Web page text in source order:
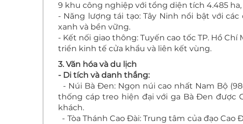
9 khu công nghiệp với tổng diện tích 4.485
- Năng lượng tái tạo: Tây Ninh nổi bật với
xanh và bền vững.
- Kết nối giao thông: Tuyến cao tốc TP. Hồ
triển kinh tế cửa khẩu và liên kết vùng.
3. Văn hóa và du lịch
- Di tích và danh thắng:
- Núi Bà Đen: Ngọn núi cao nhất Nam Bộ
thống cáp treo hiện đại với ga Bà Đen được
khách.
- Tòa Thánh Cao Đài: Trung tâm của đạo